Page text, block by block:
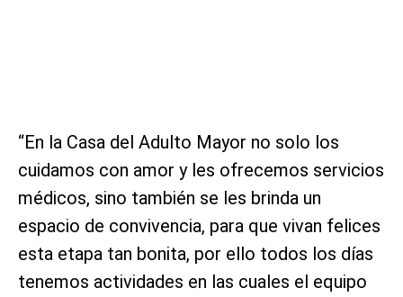
“En la Casa del Adulto Mayor no solo los
cuidamos con amor y les ofrecemos servicios
médicos, sino también se les brinda un
espacio de convivencia, para que vivan felices
esta etapa tan bonita, por ello todos los días
tenemos actividades en las cuales el equipo